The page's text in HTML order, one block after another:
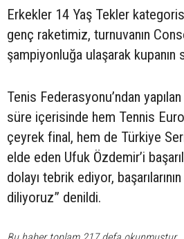
Erkekler 14 Yaş Tekler
genç raketimiz, turnuvanın
şampiyonluğa ulaşarak kupanın
Tenis Federasyonu’ndan yapılan
süre içerisinde hem Tennis
çeyrek final, hem de Türkiye
elde eden Ufuk Özdemir’i
dolayı tebrik ediyor,
diliyoruz” denildi.